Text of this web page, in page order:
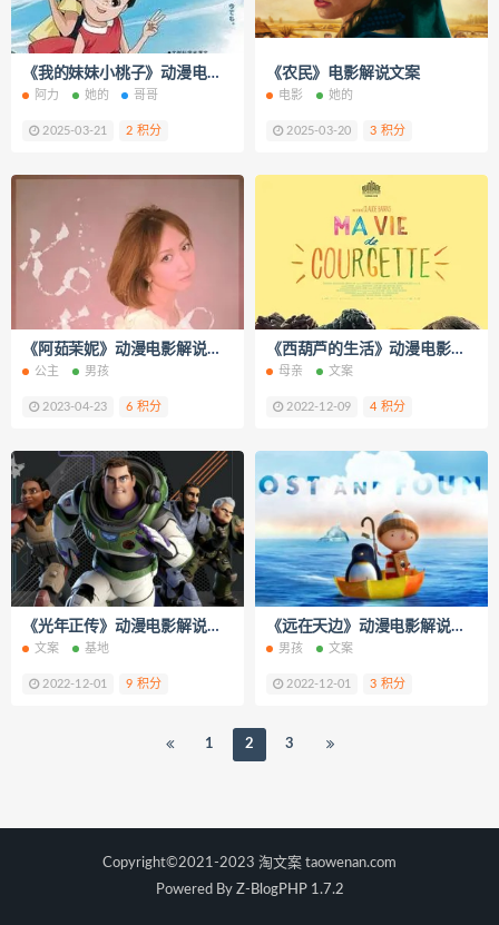
《我的妹妹小桃子》动漫电影解说文案
阿力 她的 哥哥
2025-03-21 2 积分
《农民》电影解说文案
电影 她的
2025-03-20 3 积分
《阿茹茉妮》动漫电影解说文案
公主 男孩
2023-04-23 6 积分
《西葫芦的生活》动漫电影解说文案
母亲 文案
2022-12-09 4 积分
《光年正传》动漫电影解说文案
文案 基地
2022-12-01 9 积分
《远在天边》动漫电影解说文案
男孩 文案
2022-12-01 3 积分
1 2 3
Copyright©2021-2023 淘文案 taowenan.com
Powered By Z-BlogPHP 1.7.2